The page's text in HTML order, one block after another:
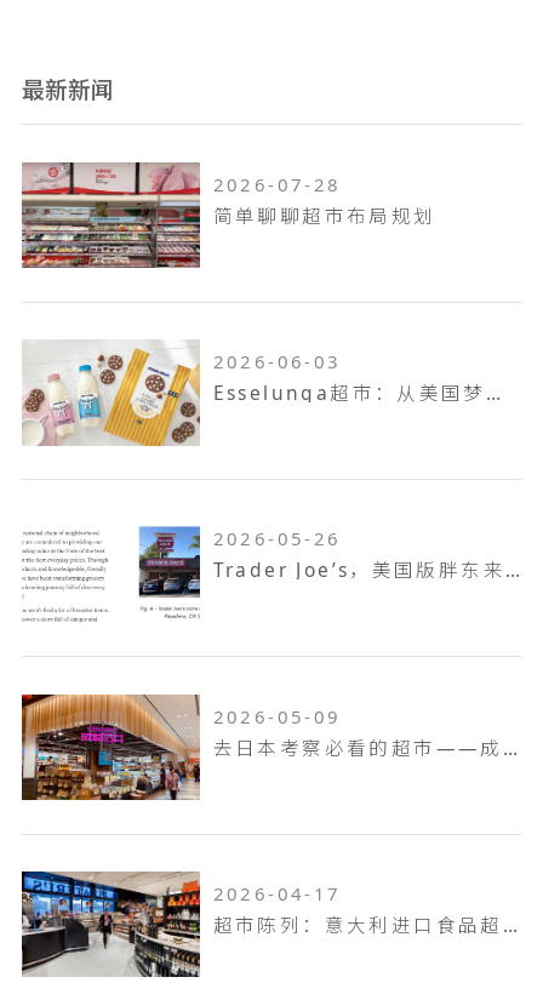
最新新闻
2026-07-28
简单聊聊超市布局规划
2026-06-03
Esselunga超市：从美国梦到意大利第三大零售巨头
2026-05-26
Trader Joe’s，美国版胖东来，如何成为了坪效之王
2026-05-09
去日本考察必看的超市——成城石井
2026-04-17
超市陈列：意大利进口食品超市Pusateri's